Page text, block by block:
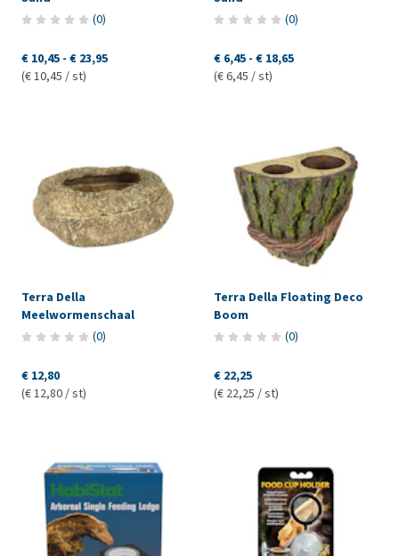
(0)
€ 10,45 - € 23,95
(€ 10,45 / st)
(0)
€ 6,45 - € 18,65
(€ 6,45 / st)
Terra Della
Meelwormenschaal
(0)
€ 12,80
(€ 12,80 / st)
Terra Della Floating Deco
Boom
(0)
€ 22,25
(€ 22,25 / st)